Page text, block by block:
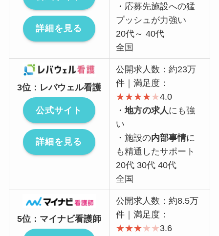
詳細を見る
・応募先施設への猛
プッシュが力強い
20代～ 40代
全国
3位：レバウェル看護
公式サイト
詳細を見る
公開求人数：約23万
件｜満足度：
★★★★★4.0
・地方の求人 にも強
い
・施設の内部事情に
も精通したサポート
20代 30代 40代
全国
5位：マイナビ看護師
公開求人数：約8.5万
件｜満足度：
★★★★ ★3.6